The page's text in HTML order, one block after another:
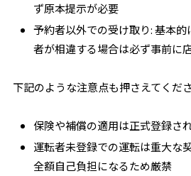
ず原本提示が必要
予約者以外での受け取り: 基本的
者が相違する場合は必ず事前に
下記のような注意点も押さえてくださ
保険や補償の適用は正式登録さ
運転者未登録での運転は重大な
全額自己負担になるため厳禁